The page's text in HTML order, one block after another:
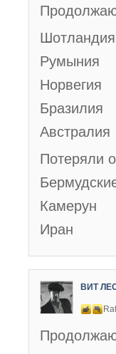
Шотландия
Румыния
Норвегия
Бразилия
Австралия
Потеряли
Камерун
Иран
ВИТ